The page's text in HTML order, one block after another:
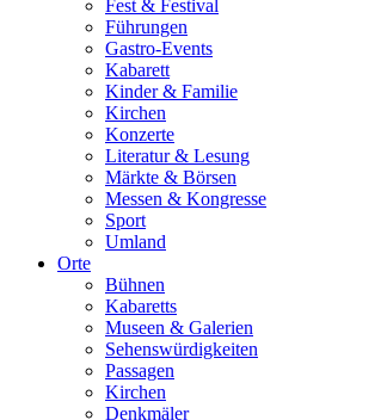
Fest & Festival
Führungen
Gastro-Events
Kabarett
Kinder & Familie
Kirchen
Konzerte
Literatur & Lesung
Märkte & Börsen
Messen & Kongresse
Sport
Umland
Orte
Bühnen
Kabaretts
Museen & Galerien
Sehenswürdigkeiten
Passagen
Kirchen
Denkmäler